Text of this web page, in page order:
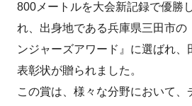
800メートルを大会新記録で優勝
れ、出身地である兵庫県三田市の
ンジャーズアワード』に選ばれ、
表彰状が贈られました。
この賞は、様々な分野において、